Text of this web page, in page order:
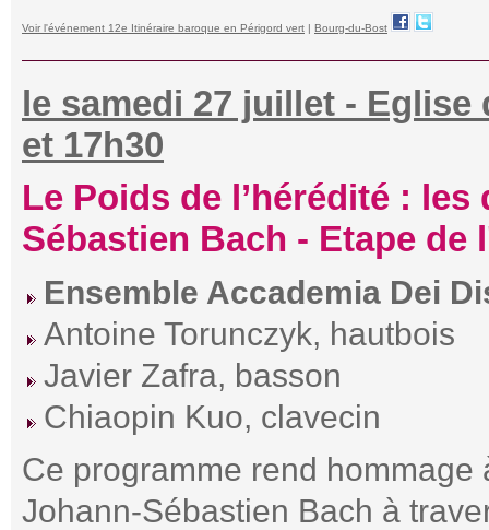
Voir l'événement 12e Itinéraire baroque en Périgord vert | Bourg-du-Bost
le samedi 27 juillet - Eglise
et 17h30
Le Poids de l’hérédité :
Sébastien Bach - Etape de
Ensemble Accademia Dei
Antoine Torunczyk, hautbois
Javier Zafra, basson
Chiaopin Kuo, clavecin
Ce programme rend hommage
Johann-Sébastien Bach à